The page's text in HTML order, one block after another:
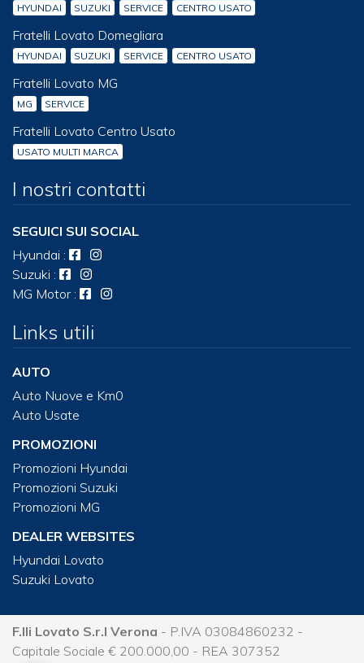
HYUNDAI SUZUKI SERVICE CENTRO USATO
Fratelli Lovato Domegliara
HYUNDAI SUZUKI SERVICE CENTRO USATO
Fratelli Lovato MG
MG SERVICE
Fratelli Lovato Centro Usato
USATO MULTI MARCA
I nostri contatti
SEGUICI SUI SOCIAL
Hyundai :
Suzuki :
MG Motor :
Links utili
AUTO
Auto Nuove e Km0
Auto Usate
PROMOZIONI
Promozioni Hyundai
Promozioni Suzuki
Promozioni MG
DEALER WEBSITES
Hyundai Lovato
Suzuki Lovato
F.lli Lovato S.r.l Verona - P.IVA 03084860232 -
Capitale Sociale € 200.000,00 - REA 307352